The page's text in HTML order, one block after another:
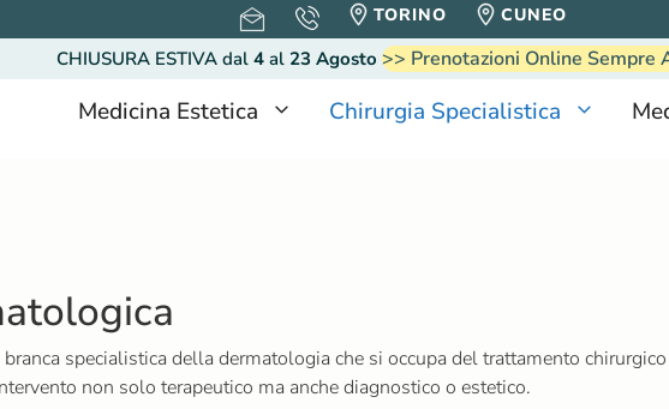
TORINO CUNEO
CHIUSURA ESTIVA dal 4 al 23 Agosto >> Prenotazioni Online Sempre
Medicina Estetica Chirurgia Specialistica
specialistica della dermatologia che si occupa del trattamento
non solo terapeutico ma anche diagnostico o estetico.